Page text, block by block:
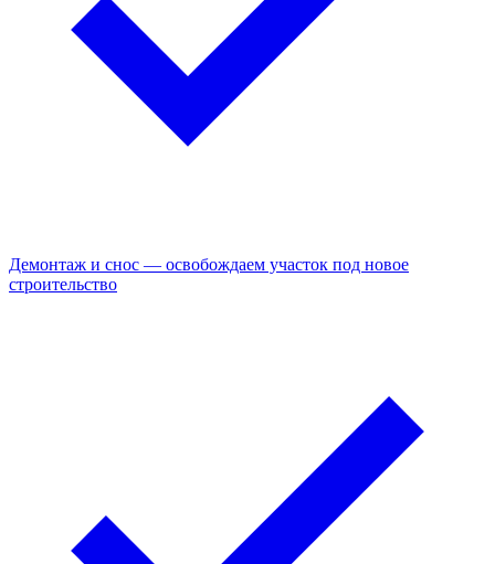
Демонтаж и снос — освобождаем участок под новое
строительство